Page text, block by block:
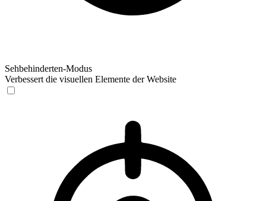
Sehbehinderten-Modus
Verbessert die visuellen Elemente der Website